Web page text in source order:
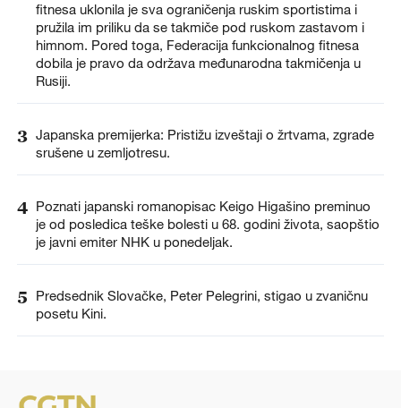
fitnesa uklonila je sva ograničenja ruskim sportistima i
pružila im priliku da se takmiče pod ruskom zastavom i
himnom. Pored toga, Federacija funkcionalnog fitnesa
dobila je pravo da održava međunarodna takmičenja u
Rusiji.
3 Japanska premijerka: Pristižu izveštaji o žrtvama, zgrade
srušene u zemljotresu.
4 Poznati japanski romanopisac Keigo Higašino preminuo
je od posledica teške bolesti u 68. godini života, saopštio
je javni emiter NHK u ponedeljak.
5
Predsednik Slovačke, Peter Pelegrini, stigao u zvaničnu
posetu Kini.